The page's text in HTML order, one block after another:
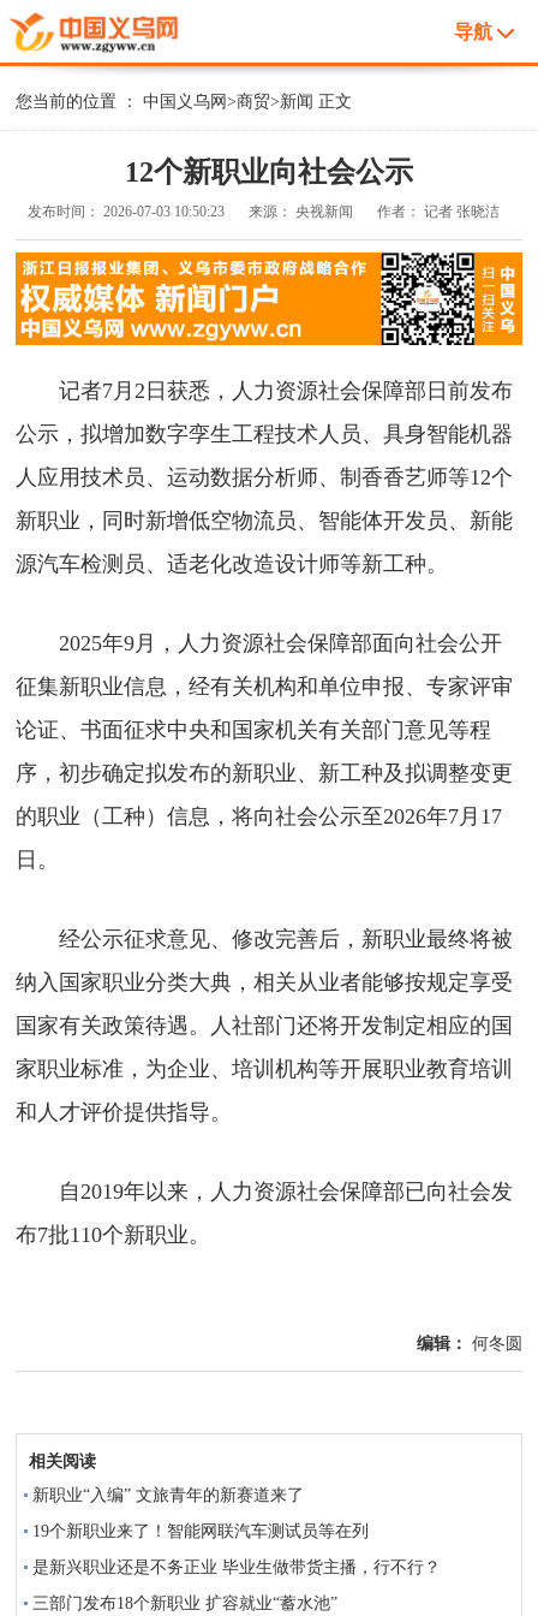
导航
您当前的位置 ：中国义乌网>商贸>新闻 正文
12个新职业向社会公示
发布时间：2026-07-03 10:50:23 来源：央视新闻 作者：记者 张晓洁
记者7月2日获悉，人力资源社会保障部日前发布
公示，拟增加数字孪生工程技术人员、具身智能机器
人应用技术员、运动数据分析师、制香香艺师等12个
新职业，同时新增低空物流员、智能体开发员、新能
源汽车检测员、适老化改造设计师等新工种。
2025年9月，人力资源社会保障部面向社会公开
征集新职业信息，经有关机构和单位申报、专家评审
论证、书面征求中央和国家机关有关部门意见等程
序，初步确定拟发布的新职业、新工种及拟调整变更
的职业（工种）信息，将向社会公示至2026年7月17
日。
经公示征求意见、修改完善后，新职业最终将被
纳入国家职业分类大典，相关从业者能够按规定享受
国家有关政策待遇。人社部门还将开发制定相应的国
家职业标准，为企业、培训机构等开展职业教育培训
和人才评价提供指导。
自2019年以来，人力资源社会保障部已向社会发
布7批110个新职业。
编辑： 何冬圆
相关阅读
新职业“入编” 文旅青年的新赛道来了
19个新职业来了！智能网联汽车测试员等在列
是新兴职业还是不务正业 毕业生做带货主播，行不行？
三部门发布18个新职业 扩容就业“蓄水池”